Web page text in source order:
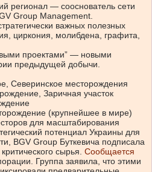
регионал — сооснователь сети
Group Management.
важных полезных
циркония, молибдена, графита,
проектами” — новыми
предыдущей добычи.
Северинское месторождения
Заричная участок
(крупнейшее в мире)
для масштабирования
потенциал Украины для
BGV Group Буткевича подписала
сырья. Сообщается
Группа заявила, что этими